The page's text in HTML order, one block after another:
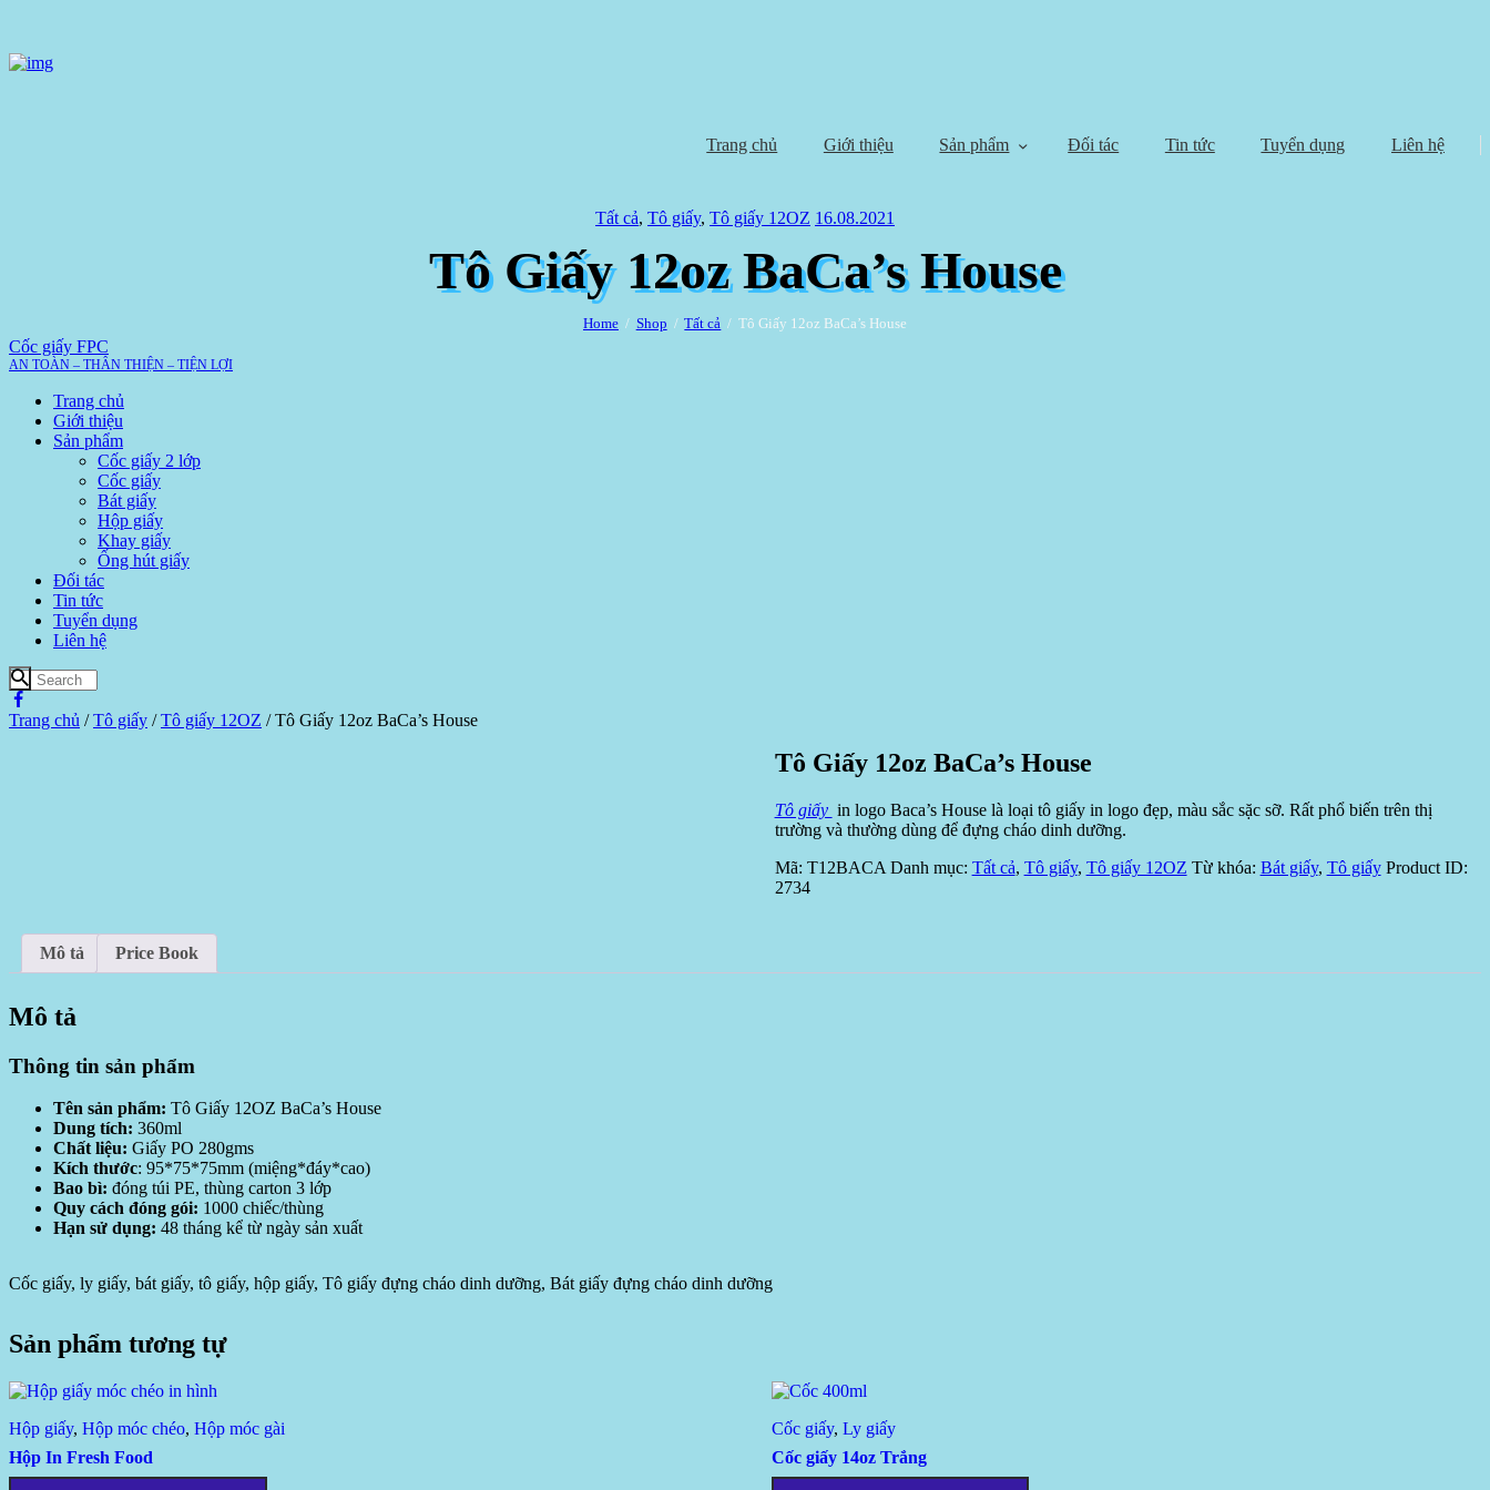
Trang chủ Giới thiệu Sản phẩm Đối tác Tin tức Tuyển dụng Liên hệ
Tất cả, Tô giấy, Tô giấy 12OZ 16.08.2021
Tô Giấy 12oz BaCa’s House
Home Shop Tất cả Tô Giấy 12oz BaCa’s House
Cốc giấy FPC
AN TOÀN – THÂN THIỆN – TIỆN LỢI
Trang chủ
Giới thiệu
Sản phẩm
Cốc giấy 2 lớp
Cốc giấy
Bát giấy
Hộp giấy
Khay giấy
Ống hút giấy
Đối tác
Tin tức
Tuyển dụng
Liên hệ
Trang chủ /Tô giấy /Tô giấy 12OZ / Tô Giấy 12oz BaCa’s House
Tô Giấy 12oz BaCa’s House
Tô giấy in logo Baca’s House là loại tô giấy in logo đẹp, màu sắc sặc sỡ. Rất phổ biến trên thị
trường và thường dùng để đựng cháo dinh dưỡng.
Mã: T12BACA Danh mục: Tất cả, Tô giấy, Tô giấy 12OZ Từ khóa: Bát giấy, Tô giấy Product ID:
2734
Mô tả Price Book
Mô tả
Thông tin sản phẩm
Tên sản phẩm: Tô Giấy 12OZ BaCa’s House
Dung tích: 360ml
Chất liệu: Giấy PO 280gms
Kích thước: 95*75*75mm (miệng*đáy*cao)
Bao bì: đóng túi PE, thùng carton 3 lớp
Quy cách đóng gói: 1000 chiếc/thùng
Hạn sử dụng: 48 tháng kể từ ngày sản xuất
Cốc giấy, ly giấy, bát giấy, tô giấy, hộp giấy, Tô giấy đựng cháo dinh dưỡng, Bát giấy đựng cháo dinh dưỡng
Sản phẩm tương tự
Hộp giấy, Hộp móc chéo, Hộp móc gài
Hộp In Fresh Food
Cốc giấy, Ly giấy
Cốc giấy 14oz Trắng